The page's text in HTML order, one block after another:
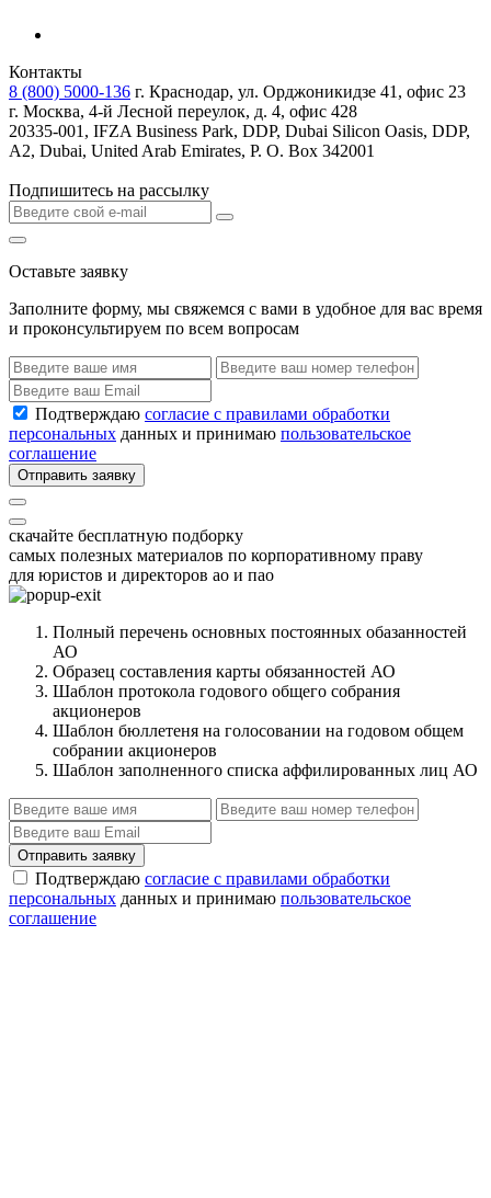
Контакты
8 (800) 5000-136 г. Краснодар, ул. Орджоникидзе 41, офис 23
г. Москва, 4-й Лесной переулок, д. 4, офис 428
20335-001, IFZA Business Park, DDP, Dubai Silicon Oasis, DDP,
A2, Dubai, United Arab Emirates, P. O. Box 342001
Подпишитесь на рассылку
Оставьте заявку
Заполните форму, мы свяжемся с вами в удобное для вас время
и проконсультируем по всем вопросам
Подтверждаю согласие с правилами обработки
персональных данных и принимаю пользовательское
соглашение
Отправить заявку
скачайте бесплатную подборку
самых полезных материалов по корпоративному праву
для юристов и директоров ао и пао
Полный перечень основных постоянных обазанностей
АО
Образец составления карты обязанностей АО
Шаблон протокола годового общего собрания
акционеров
Шаблон бюллетеня на голосовании на годовом общем
собрании акционеров
Шаблон заполненного списка аффилированных лиц АО
Отправить заявку
Подтверждаю согласие с правилами обработки
персональных данных и принимаю пользовательское
соглашение